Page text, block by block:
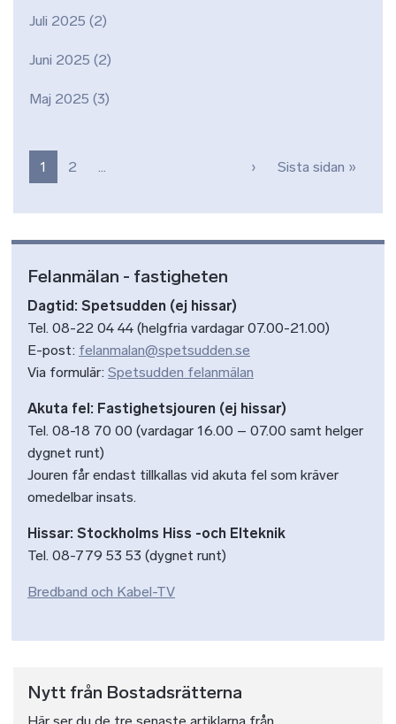
Juli 2025 (2)
Juni 2025 (2)
Maj 2025 (3)
Paginering
1 2 … › Nästa sida
Sista sidan »
Felanmälan - fastigheten
Dagtid: Spetsudden (ej hissar)
Tel. 08-22 04 44 (helgfria vardagar 07.00-21.00)
E-post: felanmalan@spetsudden.se
Via formulär: Spetsudden felanmälan
Akuta fel: Fastighetsjouren (ej hissar)
Tel. 08-18 70 00 (vardagar 16.00 – 07.00 samt helger
dygnet runt)
Jouren får endast tillkallas vid akuta fel som kräver
omedelbar insats.
Hissar: Stockholms Hiss -och Elteknik
Tel. 08-779 53 53 (dygnet runt)
Bredband och Kabel-TV
Nytt från Bostadsrätterna